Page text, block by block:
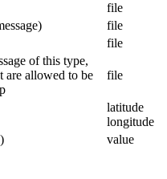
file
file
file
of this type,
are allowed to be
file
latitude
longitude
value